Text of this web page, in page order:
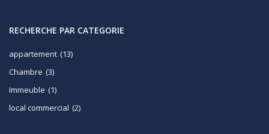
RECHERCHE PAR CATEGORIE
appartement (13)
Chambre (3)
Immeuble (1)
local commercial (2)